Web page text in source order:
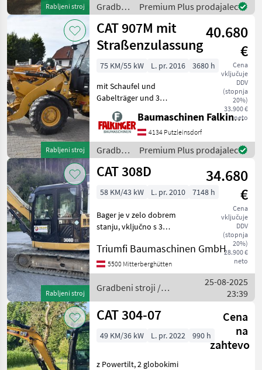
Rabljeni stroj
Gradbeni
stroji /
CAT
Premium Plus prodajalec
Rabljeni stroj
CAT 907M mit
Straßenzulassung
40.680
€
Cena
vključuje
DDV
(stopnja
20%)
33.900 €
neto
75 KM/55 kW L. pr. 2016
3680 h
mit Schaufel und
Gabelträger und 3
hydraulischen Steuerkreis!!
Betriebsgewicht: 5750kg
Reifen 50% Der CAT 907M
ist in einem guten
Zustand!! BAUMASCHINEN
FALKINGE
Baumaschinen Falkinger
4134 Putzleinsdorf
Gradbeni
stroji /
CAT
Premium Plus prodajalec
Rabljeni stroj
CAT 308D
34.680
€
Cena
vključuje
DDV
(stopnja
20%)
28.900 €
neto
58 KM/43 kW L. pr. 2010 7148 h
Bager je v zelo dobrem
stanju, vključno s 3
Gradbeni stroji Mini bager
Triumfi Baumaschinen GmbH
5500 Mitterberghütten
Gradbeni stroji /
CAT
25-08-2025
23:39
CAT 304-07
Cena
na
zahtevo
49 KM/36 kW L. pr. 2022 990 h
z Powertilt, 2 globokimi